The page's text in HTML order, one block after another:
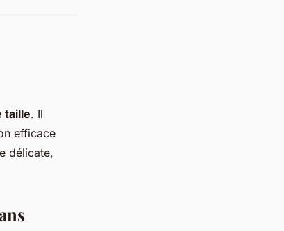
taille. Il
efficace
délicate,